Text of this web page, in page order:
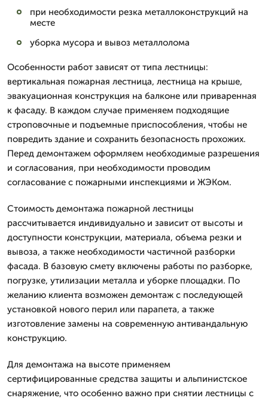
при необходимости резка металлоконструкций на
месте
уборка мусора и вывоз металлолома
Особенности работ зависят от типа лестницы:
вертикальная пожарная лестница, лестница на крыше,
эвакуационная конструкция на балконе или приваренная
к фасаду. В каждом случае применяем подходящие
строповочные и подъемные приспособления, чтобы не
повредить здание и сохранить безопасность прохожих.
Перед демонтажем оформляем необходимые разрешения
и согласования, при необходимости проводим
согласование с пожарными инспекциями и ЖЭКом.
Стоимость демонтажа пожарной лестницы
рассчитывается индивидуально и зависит от высоты и
доступности конструкции, материала, объема резки и
вывоза, а также необходимости частичной разборки
фасада. В базовую смету включены работы по разборке,
погрузке, утилизации металла и уборке площадки. По
желанию клиента возможен демонтаж с последующей
установкой нового перил или парапета, а также
изготовление замены на современную антивандальную
конструкцию.
Для демонтажа на высоте применяем
сертифицированные средства защиты и альпинистское
снаряжение, что особенно важно при снятии лестницы с